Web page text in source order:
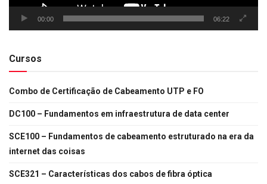
00:00 06:22
Cursos
Combo de Certificação de Cabeamento UTP e FO
DC100 – Fundamentos em infraestrutura de data center
SCE100 – Fundamentos de cabeamento estruturado na era da
internet das coisas
SCE321 – Características dos cabos de fibra óptica